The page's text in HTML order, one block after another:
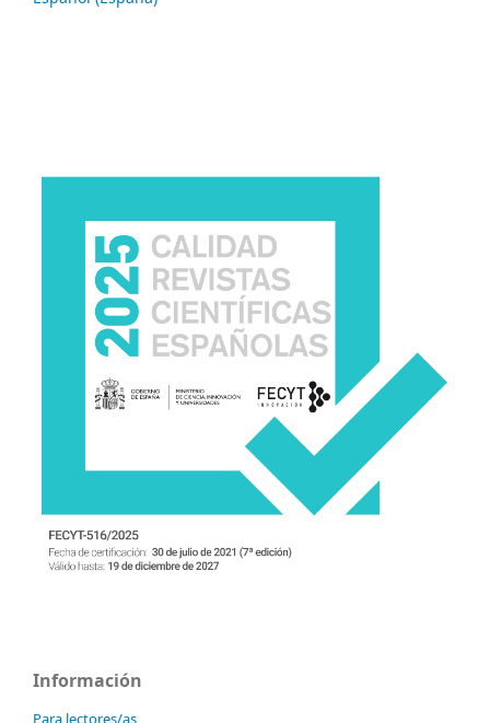
Información
Para lectores/as